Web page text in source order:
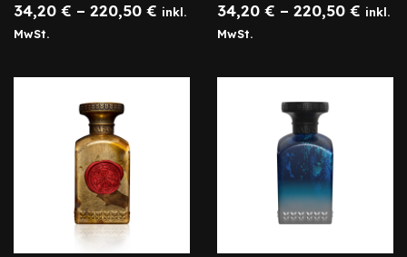
34,20 € – 220,50 € inkl.
MwSt.
34,20 € – 220,50 € inkl.
MwSt.